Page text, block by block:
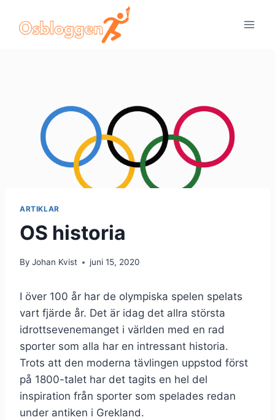
ARTIKLAR
OS historia
By Johan Kvist juni 15, 2020
I över 100 år har de olympiska spelen spelats
vart fjärde år. Det är idag det allra största
idrottsevenemanget i världen med en rad
sporter som alla har en intressant historia.
Trots att den moderna tävlingen uppstod först
på 1800-talet har det tagits en hel del
inspiration från sporter som spelades redan
under antiken i Grekland.